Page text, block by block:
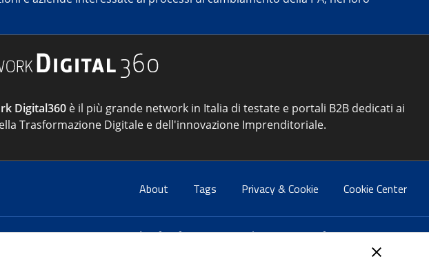
Digital360 è il più grande network in Italia di testate e portali B2B dedicati ai
Trasformazione Digitale e dell'innovazione Imprenditoriale.
About Tags Privacy & Cookie Cookie Center
Contatti:info@forumpa.it- tel. 06 684251 - fax. 06 68425433